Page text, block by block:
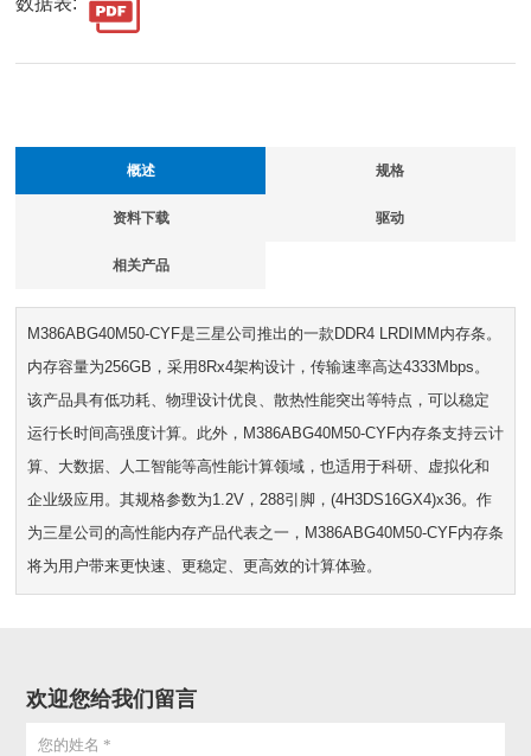
概述 规格
资料下载 驱动
相关产品
M386ABG40M50-CYF是三星公司推出的一款DDR4 LRDIMM内存条。
内存容量为256GB，采用8Rx4架构设计，传输速率高达4333Mbps。
该产品具有低功耗、物理设计优良、散热性能突出等特点，可以稳定
运行长时间高强度计算。此外，M386ABG40M50-CYF内存条支持云计
算、大数据、人工智能等高性能计算领域，也适用于科研、虚拟化和
企业级应用。其规格参数为1.2V，288引脚，(4H3DS16GX4)x36。作
为三星公司的高性能内存产品代表之一，M386ABG40M50-CYF内存条
将为用户带来更快速、更稳定、更高效的计算体验。
欢迎您给我们留言